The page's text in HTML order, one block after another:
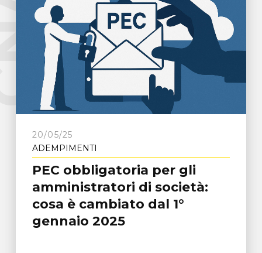
20/05/25
ADEMPIMENTI
PEC obbligatoria per gli
amministratori di società:
cosa è cambiato dal 1°
gennaio 2025